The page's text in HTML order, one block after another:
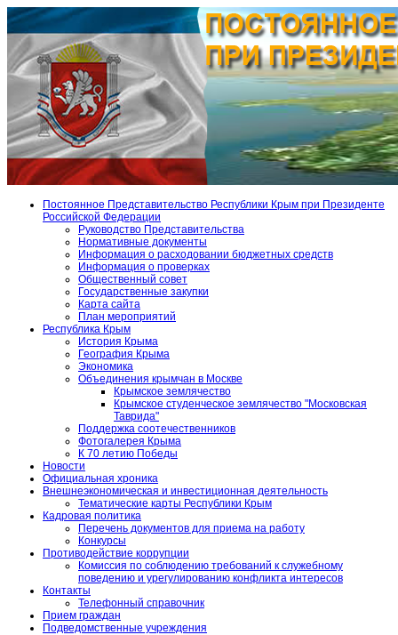
Постоянное Представительство Республики Крым при Президенте
Российской Федерации
Руководство Представительства
Нормативные документы
Информация о расходовании бюджетных средств
Информация о проверках
Общественный совет
Государственные закупки
Карта сайта
План мероприятий
Республика Крым
История Крыма
География Крыма
Экономика
Объединения крымчан в Москве
Крымское землячество
Крымское студенческое землячество "Московская
Таврида"
Поддержка соотечественников
Фотогалерея Крыма
К 70 летию Победы
Новости
Официальная хроника
Внешнеэкономическая и инвестиционная деятельность
Тематические карты Республики Крым
Кадровая политика
Перечень документов для приема на работу
Конкурсы
Противодействие коррупции
Комиссия по соблюдению требований к служебному
поведению и урегулированию конфликта интересов
Контакты
Телефонный справочник
Прием граждан
Подведомственные учреждения